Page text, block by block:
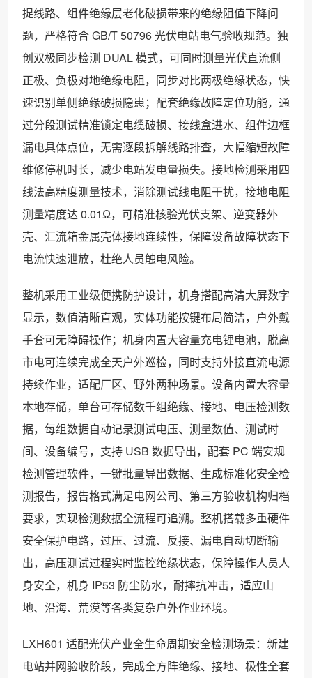
捉线路、组件绝缘层老化破损带来的绝缘阻值下降问
题，严格符合 GB/T 50796 光伏电站电气验收规范。独
创双极同步检测 DUAL 模式，可同时测量光伏直流侧
正极、负极对地绝缘电阻，同步对比两极绝缘状态，快
速识别单侧绝缘破损隐患；配套绝缘故障定位功能，通
过分段测试精准锁定电缆破损、接线盒进水、组件边框
漏电具体点位，无需逐段拆解线路排查，大幅缩短故障
维修停机时长，减少电站发电量损失。接地检测采用四
线法高精度测量技术，消除测试线电阻干扰，接地电阻
测量精度达 0.01Ω，可精准核验光伏支架、逆变器外
壳、汇流箱金属壳体接地连续性，保障设备故障状态下
电流快速泄放，杜绝人员触电风险。
整机采用工业级便携防护设计，机身搭配高清大屏数字
显示，数值清晰直观，实体功能按键布局简洁，户外戴
手套可无障碍操作；机身内置大容量充电锂电池，脱离
市电可连续完成全天户外巡检，同时支持外接直流电源
持续作业，适配厂区、野外两种场景。设备内置大容量
本地存储，单台可存储数千组绝缘、接地、电压检测数
据，每组数据自动记录测试电压、测量数值、测试时
间、设备编号，支持 USB 数据导出，配套 PC 端安规
检测管理软件，一键批量导出数据、生成标准化安全检
测报告，报告格式满足电网公司、第三方验收机构归档
要求，实现检测数据全流程可追溯。整机搭载多重硬件
安全保护电路，过压、过流、反接、漏电自动切断输
出，高压测试过程实时监控绝缘状态，保障操作人员人
身安全，机身 IP53 防尘防水，耐摔抗冲击，适应山
地、沿海、荒漠等各类复杂户外作业环境。
LXH601 适配光伏产业全生命周期安全检测场景：新建
电站并网验收阶段，完成全方阵绝缘、接地、极性全套